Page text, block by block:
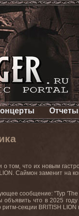
Отчеты
о том, что их новым
LION . Саймон заменит на
сообщение: "Тур 'The
объявить что в 2025
секции BRITISH LION